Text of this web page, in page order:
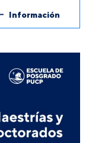
Información